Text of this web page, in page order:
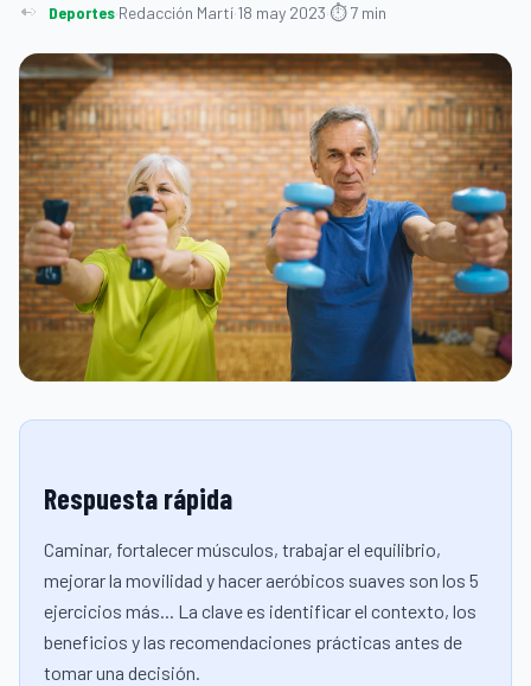
Deportes·Redacción Martí·18 may 2023·⏱ 7 min
Respuesta rápida
Caminar, fortalecer músculos, trabajar el equilibrio,
mejorar la movilidad y hacer aeróbicos suaves son los 5
ejercicios más... La clave es identificar el contexto, los
beneficios y las recomendaciones prácticas antes de
tomar una decisión.